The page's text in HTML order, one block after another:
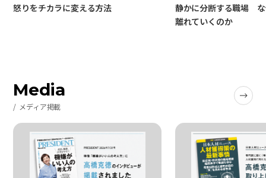
怒りをチカラに変える方法
静かに分断する職場
離れていくのか
Media
メディア掲載